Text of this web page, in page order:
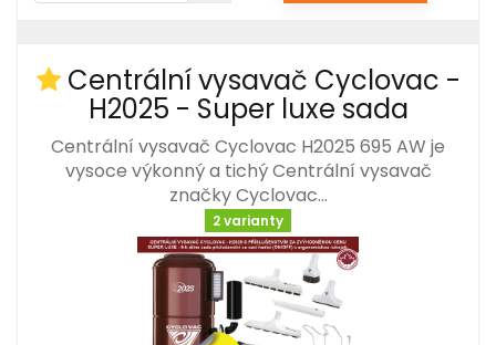
Centrální vysavač Cyclovac -
H2025 - Super luxe sada
Centrální vysavač Cyclovac H2025 695 AW je
vysoce výkonný a tichý Centrální vysavač
značky Cyclovac…
2 varianty